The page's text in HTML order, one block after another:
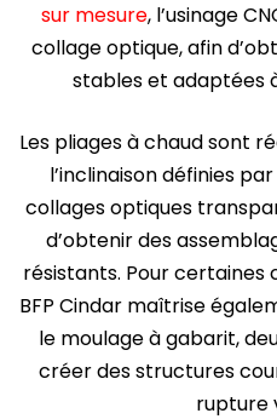
sur mesure, l’usinage
collage optique, afin
stables et adaptées
Les pliages à chaud sont
l’inclinaison définies
collages optiques
d’obtenir des
résistants. Pour certaines
BFP Cindar maîtrise
le moulage à gabarit,
créer des structures
rupture